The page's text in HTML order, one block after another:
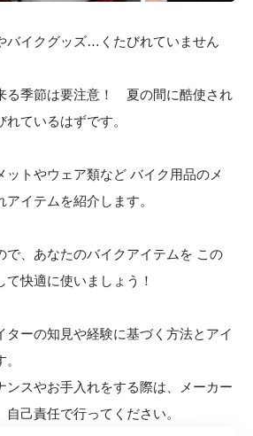
バイクグッズ…くたびれていません
る季節は要注意！ 夏の間に酷使され
ているはずです。
ットやウェア類など バイク用品のメ
イテムを紹介します。
で、あなたのバイクアイテムを この
快適に使いましょう！
ーの知見や経験に基づく方法とアイ
ンスやお手入れをする際は、メーカー
己責任で行ってください。